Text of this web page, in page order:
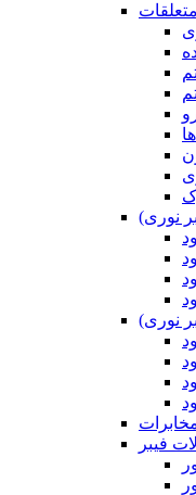
نوری)
نوری)
فیبر